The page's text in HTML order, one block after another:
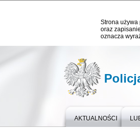
Strona używa
oraz
oznacza
AKTUALNOŚCI